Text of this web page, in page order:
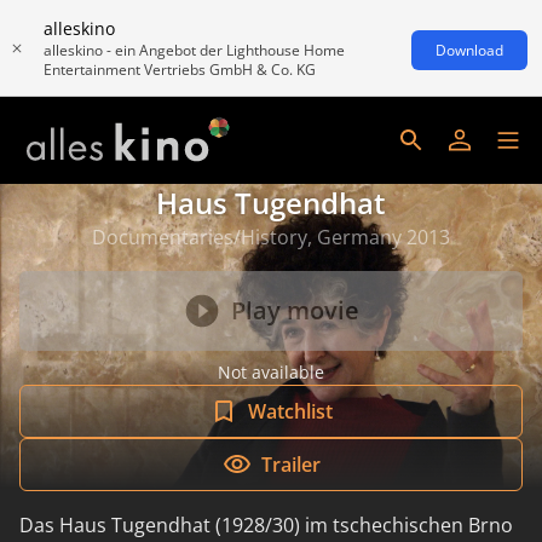
alleskino
alleskino - ein Angebot der Lighthouse Home
Entertainment Vertriebs GmbH & Co. KG
Download
Haus Tugendhat
Documentaries/History, Germany 2013
Play movie
Not available
Watchlist
Trailer
Das Haus Tugendhat (1928/30) im tschechischen Brno